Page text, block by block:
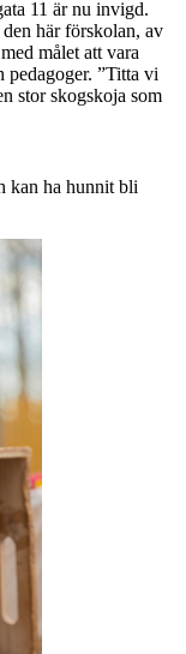
11 är nu invigd.
den här förskolan, av
målet att vara
pedagoger. ”Titta vi
stor skogskoja som
kan ha hunnit bli